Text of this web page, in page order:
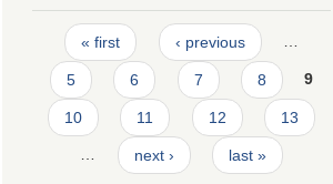
Pages
« first ‹ previous …
5 6 7 8 9
10 11 12 13
… next › last »